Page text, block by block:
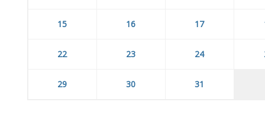
15 16 17
22 23 24
29 30 31